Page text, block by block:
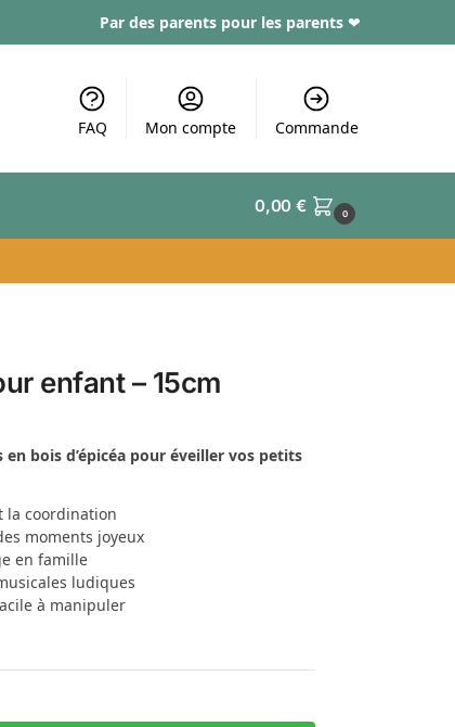
Par des parents pour les parents ❤
FAQ Mon compte Commande
0,00€ 0
enfant – 15cm
bois d’épicéa pour éveiller vos petits
la coordination
moments joyeux
en famille
ludiques
à manipuler